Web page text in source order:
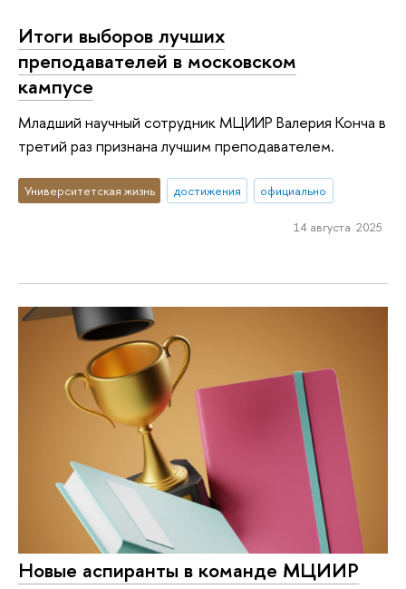
Итоги выборов лучших
преподавателей в московском
кампусе
Младший научный сотрудник МЦИИР Валерия Конча в
третий раз признана лучшим преподавателем.
Университетская жизнь достижения официально
14 августа 2025
Новые аспиранты в команде МЦИИР